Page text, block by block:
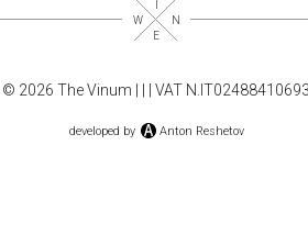
© 2026 The Vinum | | VAT N.IT02488410693
developed by Anton Reshetov